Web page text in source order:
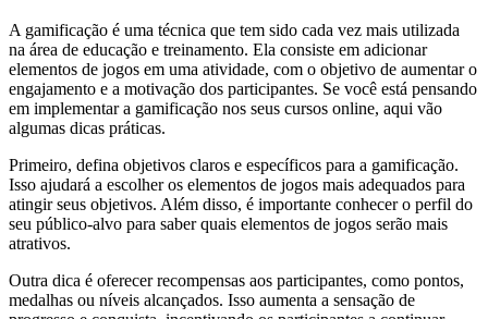
A gamificação é uma técnica que tem sido cada vez mais utilizada
na área de educação e treinamento. Ela consiste em adicionar
elementos de jogos em uma atividade, com o objetivo de aumentar o
engajamento e a motivação dos participantes. Se você está pensando
em implementar a gamificação nos seus cursos online, aqui vão
algumas dicas práticas.
Primeiro, defina objetivos claros e específicos para a gamificação.
Isso ajudará a escolher os elementos de jogos mais adequados para
atingir seus objetivos. Além disso, é importante conhecer o perfil do
seu público-alvo para saber quais elementos de jogos serão mais
atrativos.
Outra dica é oferecer recompensas aos participantes, como pontos,
medalhas ou níveis alcançados. Isso aumenta a sensação de